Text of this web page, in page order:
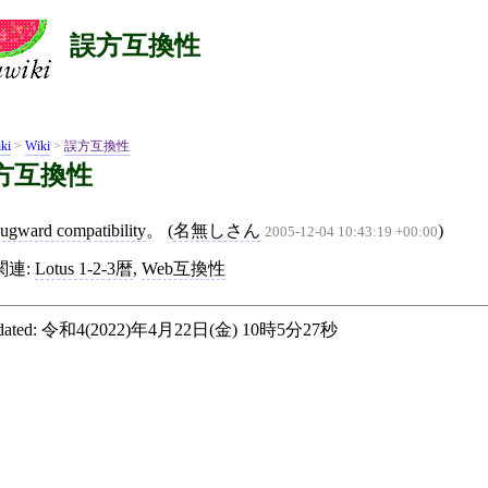
誤方互換性
> Wiki > 誤方互換性
互換性
compatibility。 (名無しさん 2005-12-04 10:43:19 +00:00)
連: Lotus 1-2-3暦, Web互換性
令和4(2022)年4月22日(金) 10時5分27秒